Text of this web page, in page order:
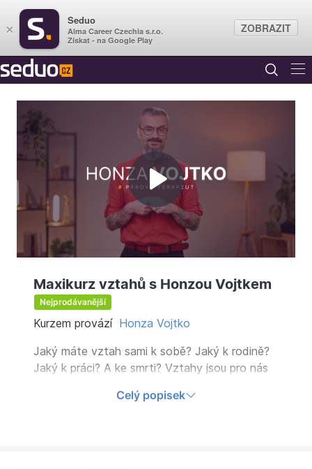
Přehrát
video
Maxikurz vztahů s Honzou Vojtkem
Nejprodávanější
Kurzem provází Honza Vojtko
Jaký máte vztah sami k sobě? Jaký k rodině?
Jaký k práci? A ke smrti? Vztahy jsou pro nás
si malou inventuru vašich vztahů a objevte, jak
Celý popisek
×
Seduo
Alma Career Czechia s.r.o.
Získat - na Google Play
ZOBRAZIT